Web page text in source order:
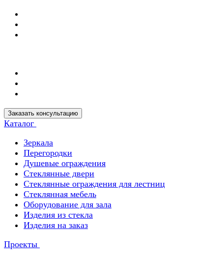
Заказать консультацию
Каталог
Зеркала
Перегородки
Душевые ограждения
Стеклянные двери
Стеклянные ограждения для лестниц
Стеклянная мебель
Оборудование для зала
Изделия из стекла
Изделия на заказ
Проекты